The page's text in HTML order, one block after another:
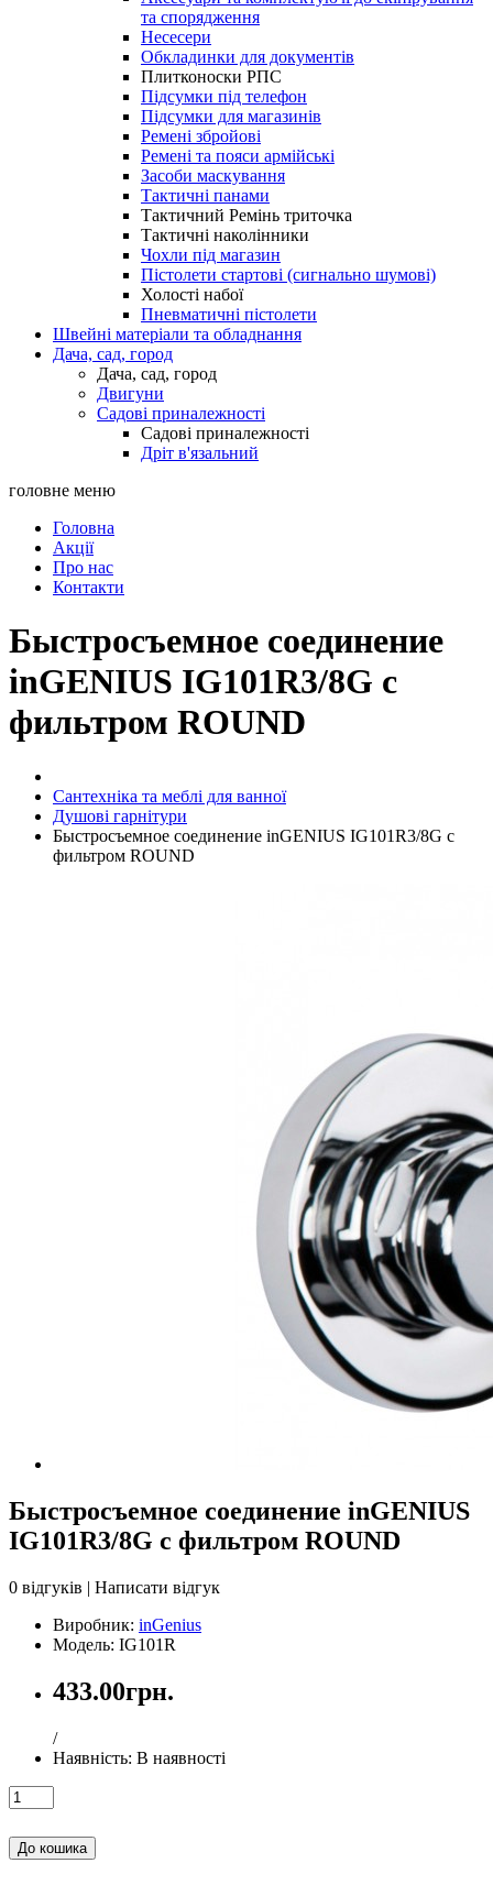
та спорядження
Несесери
Обкладинки для документів
Плитконоски РПС
Підсумки під телефон
Підсумки для магазинів
Ремені збройові
Ремені та пояси армійські
Засоби маскування
Тактичні панами
Тактичний Ремінь триточка
Тактичні наколінники
Чохли під магазин
Пістолети стартові (сигнально шумові)
Холості набої
Пневматичні пістолети
Швейні матеріали та обладнання
Дача, сад, город
Дача, сад, город
Двигуни
Садові приналежності
Садові приналежності
Дріт в'язальний
головне меню
Головна
Акції
Про нас
Контакти
Быстросъемное соединение
inGENIUS IG101R3/8G с
фильтром ROUND
Сантехніка та меблі для ванної
Душові гарнітури
Быстросъемное соединение inGENIUS IG101R3/8G с
фильтром ROUND
Быстросъемное соединение inGENIUS
IG101R3/8G с фильтром ROUND
0 відгуків | Написати відгук
Виробник: inGenius
Модель: IG101R
433.00грн.
/
Наявність: В наявності
До кошика